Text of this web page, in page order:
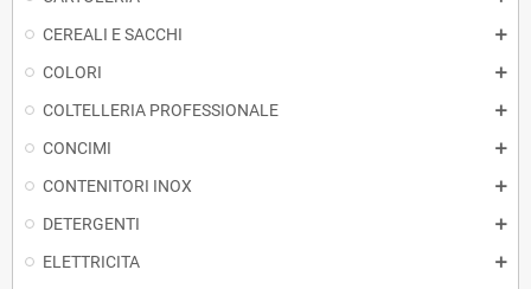
CEREALI E SACCHI
COLORI
COLTELLERIA PROFESSIONALE
CONCIMI
CONTENITORI INOX
DETERGENTI
ELETTRICITA